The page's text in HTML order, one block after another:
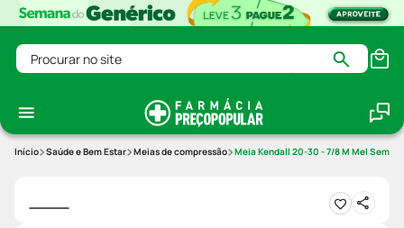
Procurar no site
Saúde e Bem Estar Meias de compressão Meia Kendall 20-30 - 7/8 M Mel Sem